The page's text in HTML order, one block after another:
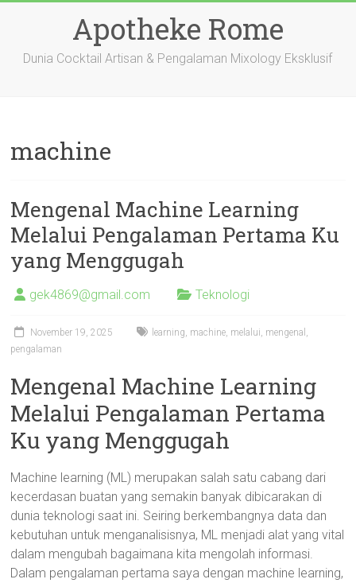
Apotheke Rome
Dunia Cocktail Artisan & Pengalaman Mixology Eksklusif
machine
Mengenal Machine Learning
Melalui Pengalaman Pertama Ku
yang Menggugah
gek4869@gmail.com Teknologi
November 19, 2025 learning, machine, melalui, mengenal ,
pengalaman
Mengenal Machine Learning
Melalui Pengalaman Pertama
Ku yang Menggugah
Machine learning (ML) merupakan salah satu cabang dari
kecerdasan buatan yang semakin banyak dibicarakan di
dunia teknologi saat ini. Seiring berkembangnya data dan
kebutuhan untuk menganalisisnya, ML menjadi alat yang vital
dalam mengubah bagaimana kita mengolah informasi.
Dalam pengalaman pertama saya dengan machine learning,